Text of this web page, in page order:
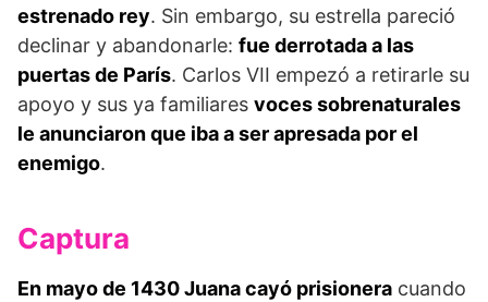
estrenado rey. Sin embargo, su estrella pareció
declinar y abandonarle: fue derrotada a las
puertas de París. Carlos VII empezó a retirarle su
apoyo y sus ya familiares voces sobrenaturales
le anunciaron que iba a ser apresada por el
enemigo.
Captura
En mayo de 1430Juana cayó prisionera cuando